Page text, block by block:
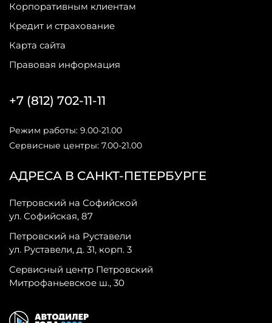
Корпоративным клиентам
Кредит и страхование
Карта сайта
Правовая информация
АДРЕСА В САНКТ-ПЕТЕРБУРГЕ
Петровский на Софийской
ул. Софийская, 87
Петровский на Руставели
ул. Руставели, д. 31, корп. 3
Сервисный центр Петровский
Митрофаньевское ш., 30
+7 (812) 702-11-11
Режим работы: 9.00-21.00
Сервисные центры: 7.00-21.00